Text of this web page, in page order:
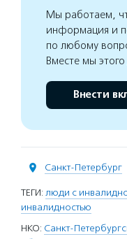
Мы работаем,
информация и
по любому
Вместе мы
Внести
Санкт-Петербург
ТЕГИ: люди с
инвалидностью
НКО: Санкт-